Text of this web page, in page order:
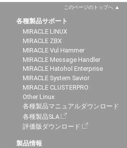
このページのトップへ
各種製品サポート
MIRACLE LINUX
MIRACLE ZBX
MIRACLE Vul Hammer
MIRACLE Message Handler
MIRACLE Hatohol Enterprise
MIRACLE System Savior
MIRACLE CLUSTERPRO
Other Linux
各種製品マニュアルダウンロード
各種製品SLA
評価版ダウンロード
製品情報